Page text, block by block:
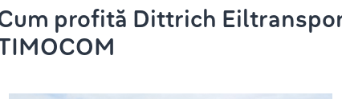
profită Dittrich